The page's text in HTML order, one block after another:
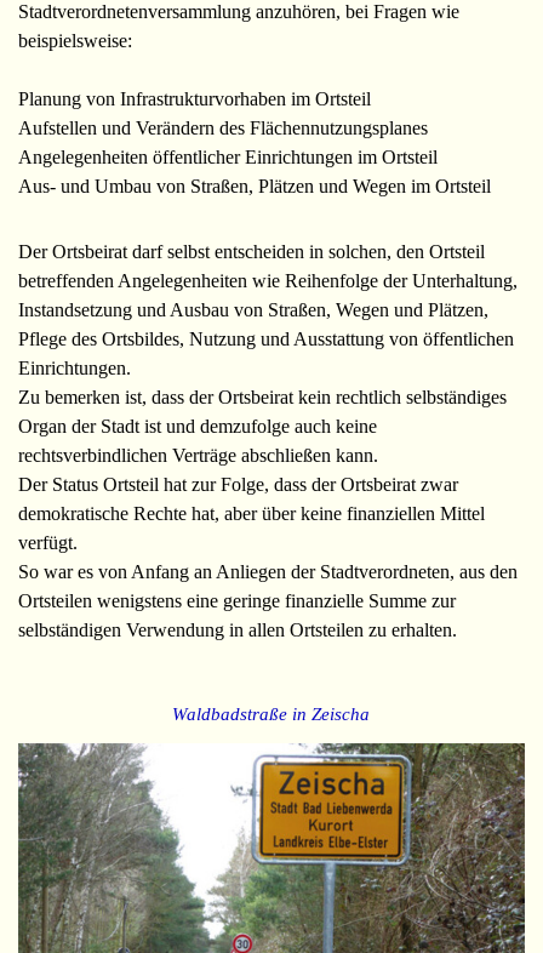
Stadtverordnetenversammlung anzuhören, bei Fragen wie
beispielsweise:
Planung von Infrastrukturvorhaben im Ortsteil
Aufstellen und Verändern des Flächennutzungsplanes
Angelegenheiten öffentlicher Einrichtungen im Ortsteil
Aus- und Umbau von Straßen, Plätzen und Wegen im Ortsteil
Der Ortsbeirat darf selbst entscheiden in solchen, den Ortsteil
betreffenden Angelegenheiten wie Reihenfolge der Unterhaltung,
Instandsetzung und Ausbau von Straßen, Wegen und Plätzen,
Pflege des Ortsbildes, Nutzung und Ausstattung von öffentlichen
Einrichtungen.
Zu bemerken ist, dass der Ortsbeirat kein rechtlich selbständiges
Organ der Stadt ist und demzufolge auch keine
rechtsverbindlichen Verträge abschließen kann.
Der Status Ortsteil hat zur Folge, dass der Ortsbeirat zwar
demokratische Rechte hat, aber über keine finanziellen Mittel
verfügt.
So war es von Anfang an Anliegen der Stadtverordneten, aus den
Ortsteilen wenigstens eine geringe finanzielle Summe zur
selbständigen Verwendung in allen Ortsteilen zu erhalten.
Waldbadstraße in Zeischa